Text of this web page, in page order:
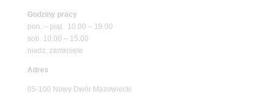
Godziny pracy
pon. – piąt. 10.00 – 19.00
sob. 10.00 – 15.00
niedz. zamknięte
Adres
05-100 Nowy Dwór Mazowiecki